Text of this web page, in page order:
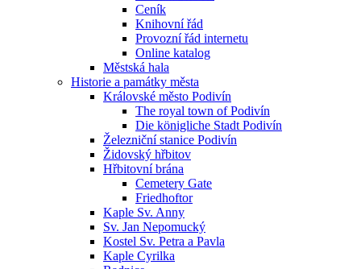
Ceník
Knihovní řád
Provozní řád internetu
Online katalog
Městská hala
Historie a památky města
Královské město Podivín
The royal town of Podivín
Die königliche Stadt Podivín
Železniční stanice Podivín
Židovský hřbitov
Hřbitovní brána
Cemetery Gate
Friedhoftor
Kaple Sv. Anny
Sv. Jan Nepomucký
Kostel Sv. Petra a Pavla
Kaple Cyrilka